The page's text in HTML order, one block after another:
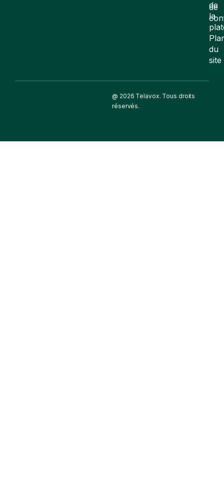
de
la
du
site
de
@ 2026 Telavox. Tous droits
réservés.